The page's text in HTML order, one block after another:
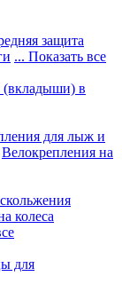
защита
... Показать все
(вкладыши) в
для лыж и
Велокрепления на
колеса
для